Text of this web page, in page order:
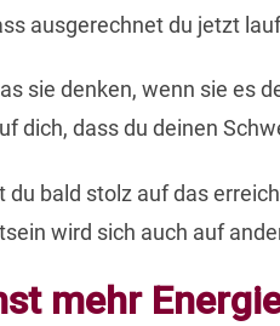
ausgerechnet du jetzt
sie denken, wenn sie es
dich, dass du deinen
du bald stolz auf das
wird sich auch auf
mehr